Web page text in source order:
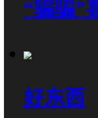
“骗骗”
好东西